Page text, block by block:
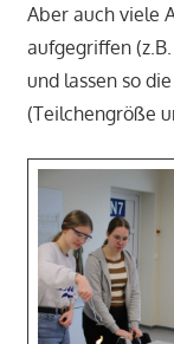
Aber auch viele
aufgegriffen
und lassen so
(Teilchengröße